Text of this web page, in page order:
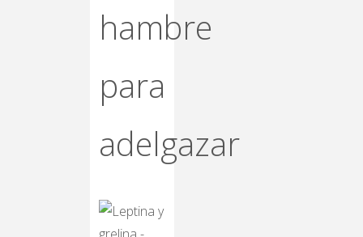
hambre
para
adelgazar